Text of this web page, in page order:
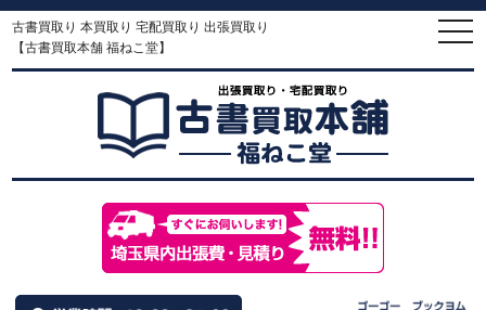
古書買取り 本買取り 宅配買取り 出張買取り
【古書買取本舗 福ねこ堂】